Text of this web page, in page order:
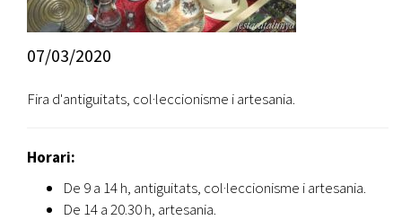
07/03/2020
Fira d'antiguitats, col·leccionisme i artesania.
Horari:
De 9 a 14 h, antiguitats, col·leccionisme i artesania.
De 14 a 20.30 h, artesania.